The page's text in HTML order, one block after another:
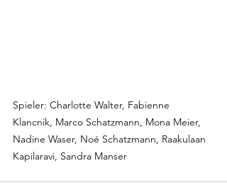
Spieler: Charlotte Walter, Fabienne
Klancnik, Marco Schatzmann, Mona Meier,
Nadine Waser, Noé Schatzmann, Raakulaan
Kapilaravi, Sandra Manser